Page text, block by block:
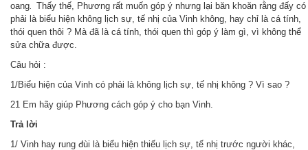
oang
Thấy thế, Phương rất muốn góp ý nhưng lại băn khoăn rằng đấy có
phải là biểu hiện không lịch sự, tế nhị của Vinh không, hay chỉ là cá tính,
thói quen thôi ? Mà đã là cá tính, thói quen thì góp ý làm gì, vì không thể
sửa chữa được.
Câu hỏi :
1/Biểu hiện của Vinh có phải là không lịch sự, tế nhị không ? Vì sao ?
21 Em hãy giúp Phương cách góp ý cho bạn Vinh.
Trảlời
1/ Vinh hay rung đùi là biểu hiện thiếu lịch sự, tế nhị trước người khác,